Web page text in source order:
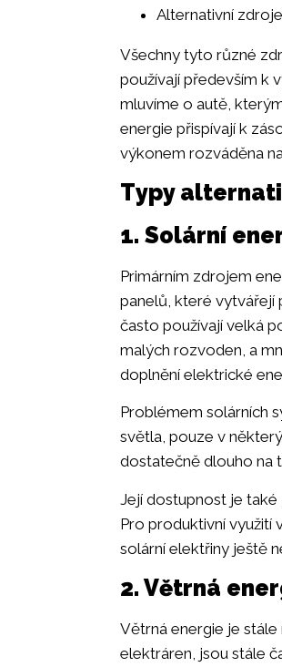
Alternativní
Všechny tyto různé
používají především k
mluvíme o autě,
energie přispívají k
výkonem rozváděna
Typy
1. Solární
Primárním zdrojem
panelů, které vytvářejí
často používají velká
malých rozvoden, a
doplnění elektrické
Problémem solárních
světla, pouze v
dostatečně dlouho na
Její dostupnost je také
Pro produktivní využití
solární elektřiny ještě
2. Větrná
Větrná energie je
elektráren, jsou stále